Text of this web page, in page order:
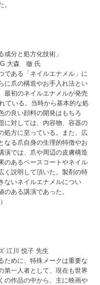
分と処方化技術」
G 大森 徹 氏
である「ネイルエナメル」に
に爪の構造やお手入れ法とい
最初のネイルエナメルが発売
ている。当時から基本的な処
の良い顔料の開発はもちろ
に対しては、内容物、容器の
処方に至っている。また、広
なる爪自身の生理的特徴やお
演では、爪や周辺の皮膚構造
のあるベースコートやネイル
く説明して頂いた。製剤の特
ないネイルエナメルについ
ある講演であった。
江川 悦子 先生
ために、特殊メークは重要な
第一人者として、現在も世界
の作品の中から、主に映画や